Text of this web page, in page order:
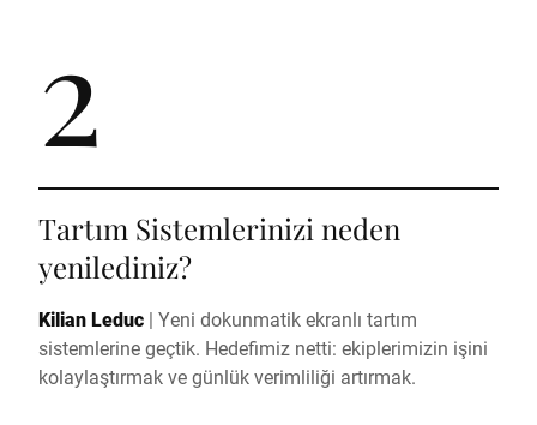
2
Tartım Sistemlerinizi neden
yenilediniz?
Kilian Leduc | Yeni dokunmatik ekranlı tartım
sistemlerine geçtik. Hedefimiz netti: ekiplerimizin işini
kolaylaştırmak ve günlük verimliliği artırmak.